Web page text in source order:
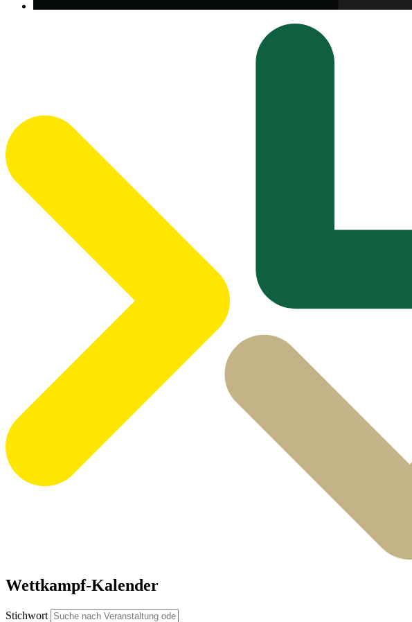
Wettkampf-Kalender
Stichwort